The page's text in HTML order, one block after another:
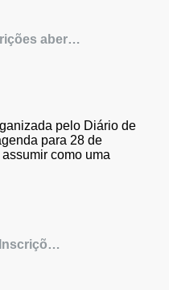
aber…
pelo Diário de
para 28 de
como uma
Inscriçõ…